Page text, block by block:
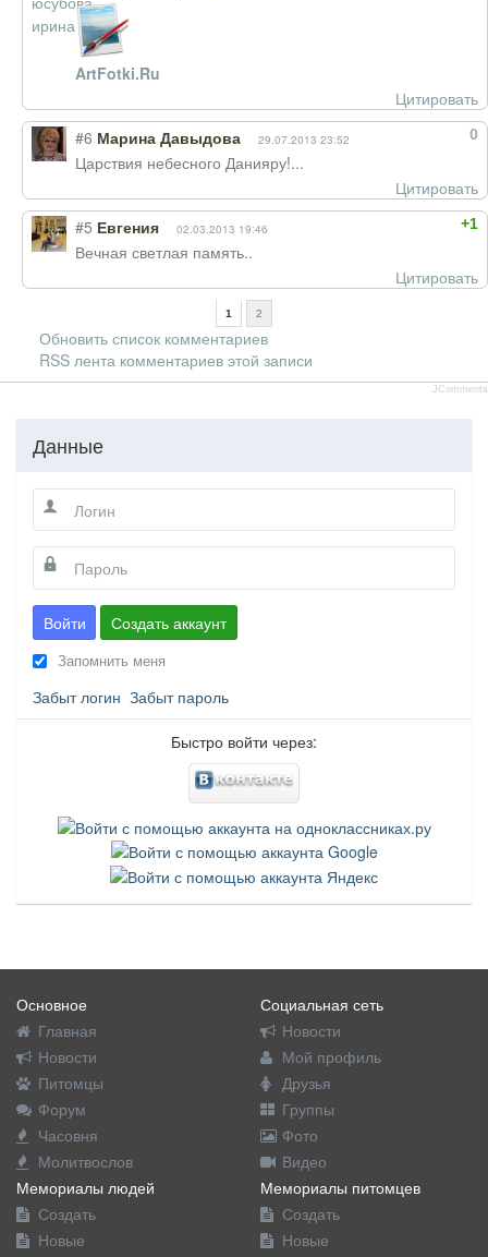
ArtFotki.Ru
Цитировать
0
#6 Марина Давыдова 29.07.2013 23:52
Царствия небесного Данияру!...
Цитировать
+1
#5 Евгения 02.03.2013 19:46
Вечная светлая память..
Цитировать
1 2
Обновить список комментариев
RSS лента комментариев этой записи
JComments
Данные
Войти Создать аккаунт
Запомнить меня
Забыт логин Забыт пароль
Быстро войти через:
Основное
Главная
Новости
Питомцы
Форум
Часовня
Молитвослов
Социальная сеть
Новости
Мой профиль
Друзья
Группы
Фото
Видео
Мемориалы людей
Создать
Новые
Мемориалы питомцев
Создать
Новые